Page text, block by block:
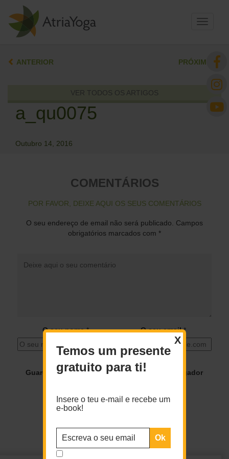
Toggle
ANTERIOR PRÓXIMO
VER TODOS OS ARTIGOS
a_qu0075
Outubro 14, 2016
COMENTÁRIOS
POR FAVOR, DEIXE AQUI OS SEUS COMENTÁRIOS
O seu endereço de email não será publicado.
Campos
obrigatórios marcados com *
O seu nome * O seu email *
Guardar o meu nome, email e site neste navegador
Temos um presente
gratuito para ti!
Insere o teu e-mail e recebe um
e-book!
X